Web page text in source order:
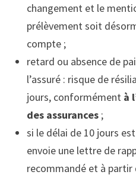
changement et le
prélèvement soit
compte ;
retard ou absence de
l’assuré : risque de
jours, conformément à
des assurances;
si le délai de 10 jours
envoie une lettre de
recommandé et à partir